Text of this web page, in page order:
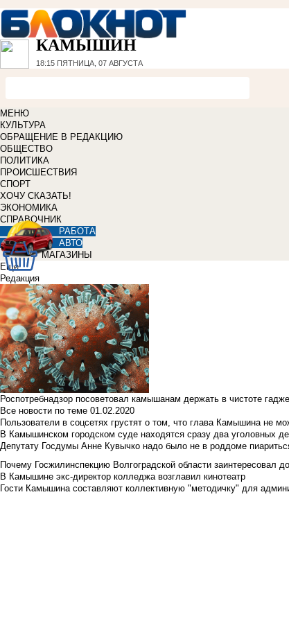
КАМЫШИН
18:15 ПЯТНИЦА, 07 АВГУСТА
МЕНЮ
КУЛЬТУРА
ОБРАЩЕНИЕ В РЕДАКЦИЮ
ОБЩЕСТВО
ПОЛИТИКА
ПРОИСШЕСТВИЯ
СПОРТ
ХОЧУ СКАЗАТЬ!
ЭКОНОМИКА
СПРАВОЧНИК
РАБОТА
АВТО
МАГАЗИНЫ
Еще
Редакция
Роспотребнадзор посоветовал камышанам держать в чистоте
Все новости по теме 01.02.2020
Пользователи в соцсетях грустят о том, что глава Камышина не
В Камышинском городском суде находятся сразу два уголовных
Депутату Госдумы Анне Кувычко надо было не в роддоме
Почему Госжилинспекцию Волгоградской области заинтересовал
В Камышине экс-директор колледжа возглавил кинотеатр
Гости Камышина составляют коллективную "методичку" для